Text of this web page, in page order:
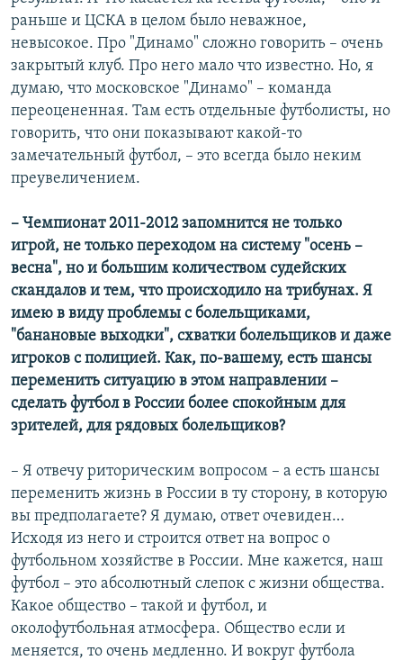
раньше и ЦСКА в целом было неважное,
невысокое. Про "Динамо" сложно говорить – очень
закрытый клуб. Про него мало что известно. Но, я
думаю, что московское "Динамо" – команда
переоцененная. Там есть отдельные футболисты, но
говорить, что они показывают какой-то
замечательный футбол, – это всегда было неким
преувеличением.
– Чемпионат 2011-2012 запомнится не только
игрой, не только переходом на систему "осень –
весна", но и большим количеством судейских
скандалов и тем, что происходило на трибунах. Я
имею в виду проблемы с болельщиками,
"банановые выходки", схватки болельщиков и даже
игроков с полицией. Как, по-вашему, есть шансы
переменить ситуацию в этом направлении –
сделать футбол в России более спокойным для
зрителей, для рядовых болельщиков?
– Я отвечу риторическим вопросом – а есть шансы
переменить жизнь в России в ту сторону, в которую
вы предполагаете? Я думаю, ответ очевиден…
Исходя из него и строится ответ на вопрос о
футбольном хозяйстве в России. Мне кажется, наш
футбол – это абсолютный слепок с жизни общества.
Какое общество – такой и футбол, и
околофутбольная атмосфера. Общество если и
меняется, то очень медленно. И вокруг футбола